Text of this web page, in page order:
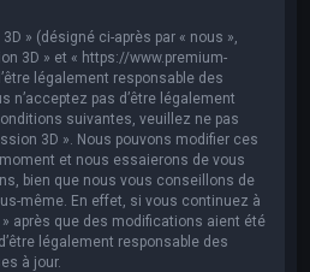
» (désigné ci-après par « nous »,
3D » et « https://www.premium-
légalement responsable des
n’acceptez pas d’être légalement
suivantes, veuillez ne pas
3D ». Nous pouvons modifier ces
et nous essaierons de vous
bien que nous vous conseillons de
même. En effet, si vous continuez à
après que des modifications aient été
légalement responsable des
à jour.